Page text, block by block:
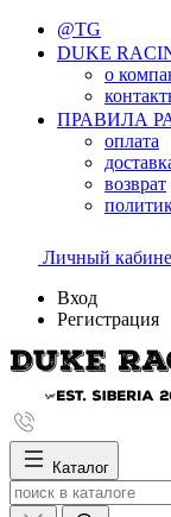
@TG
DUKE
о
ПРАВИЛА
оплата
возврат
Личный
Вход
Регистрация
Каталог